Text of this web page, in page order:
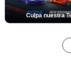
Culpa nuestra